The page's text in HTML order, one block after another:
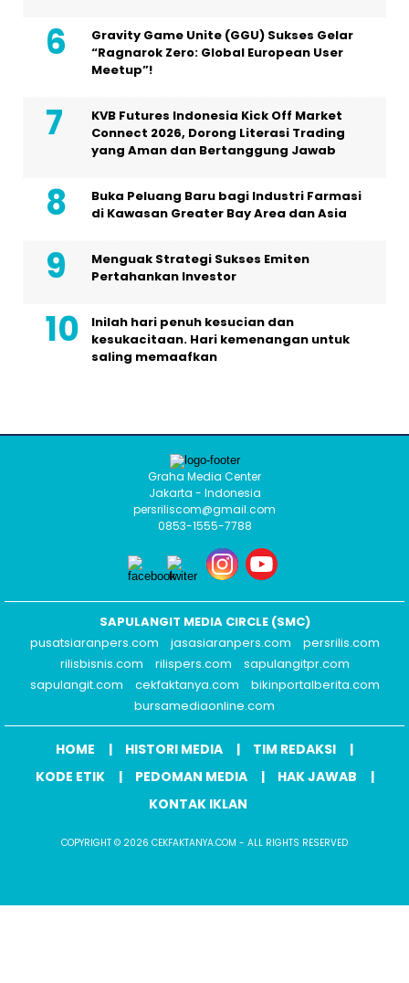
Gravity Game Unite (GGU) Sukses Gelar
“Ragnarok Zero: Global European User
Meetup”!
KVB Futures Indonesia Kick Off Market
Connect 2026, Dorong Literasi Trading
yang Aman dan Bertanggung Jawab
Buka Peluang Baru bagi Industri Farmasi
di Kawasan Greater Bay Area dan Asia
Menguak Strategi Sukses Emiten
Pertahankan Investor
Inilah hari penuh kesucian dan
kesukacitaan. Hari kemenangan untuk
saling memaafkan
Graha Media Center
Jakarta - Indonesia
persriliscom@gmail.com
0853-1555-7788
SAPULANGIT MEDIA CIRCLE (SMC)
pusatsiaranpers.com
jasasiaranpers.com
persrilis.com
rilisbisnis.com
rilispers.com
sapulangitpr.com
sapulangit.com
cekfaktanya.com
bikinportalberita.com
bursamediaonline.com
HOME HISTORI MEDIA
TIM REDAKSI
KODE ETIK
PEDOMAN MEDIA
HAK JAWAB
KONTAK IKLAN
COPYRIGHT © 2026 CEKFAKTANYA.COM - ALL RIGHTS RESERVED